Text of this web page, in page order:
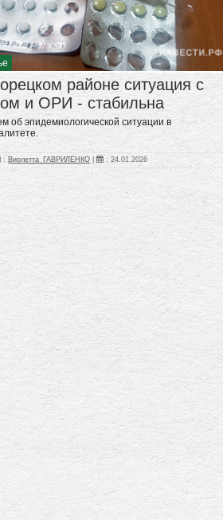
районе ситуация с
и ОРИ - стабильна
об эпидемиологической ситуации в
: Виолетта_ГАВРИЛЕНКО | :24.01.2026